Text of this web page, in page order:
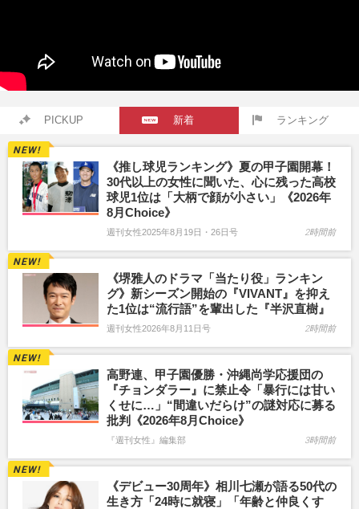
PICKUP 新着 ランキング
《推し球児ランキング》夏の甲子園開幕！
30代以上の女性に聞いた、心に残った高校
球児1位は「大柄で顔が小さい」《2026年
8月Choice》
週刊女性2025年8月19日・26日号 2時間前
《堺雅人のドラマ「当たり役」ランキン
グ》新シーズン開始の『VIVANT』を抑え
た1位は“流行語”を輩出した『半沢直樹』
週刊女性2026年8月11日号 2時間前
高野連、甲子園優勝・沖縄尚学応援団の
『チョンダラー』に禁止令「暴行には甘い
くせに…」“間違いだらけ”の謎対応に募る
批判《2026年8月Choice》
『週刊女性』編集部 3時間前
《デビュー30周年》相川七瀬が語る50代の
生き方「24時に就寝」「年齢と仲良くす